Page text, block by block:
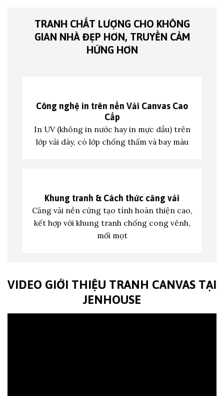
TRANH CHẤT LƯỢNG CHO KHÔNG
GIAN NHÀ ĐẸP HƠN, TRUYỀN CẢM
HỨNG HƠN
Công nghệ in trên nền Vải Canvas Cao
Cấp
In UV (không in nước hay in mực dầu) trên
lớp vải dày, có lớp chống thấm và bay màu
Khung tranh & Cách thức căng vải
Căng vải nền cứng tạo tính hoàn thiện cao,
kết hợp với khung tranh chống cong vênh,
mối mọt
VIDEO GIỚI THIỆU TRANH CANVAS TẠI
JENHOUSE